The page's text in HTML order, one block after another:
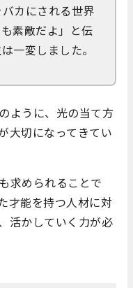
バカにされる世界
素敵だよ」と伝
一変しました。
ように、光の当て方
大切になってきてい
求められることで
才能を持つ人材に対
活かしていく力が必